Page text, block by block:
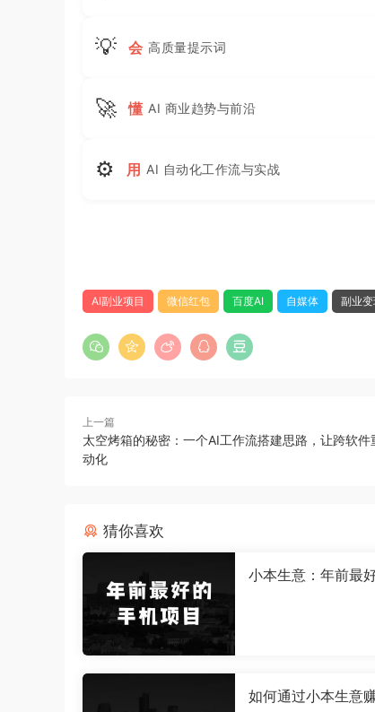
💡 会 高质量提示词
🚀 懂 AI 商业趋势与前沿
⚙ 用 AI 自动化工作流与实战
AI副业项目 微信红包 百度AI 自媒体 副业
上一篇
太空烤箱的秘密：一个AI工作流搭建思路，让跨软件
动化
猜你喜欢
小本生意：年前最
如何通过小本生意